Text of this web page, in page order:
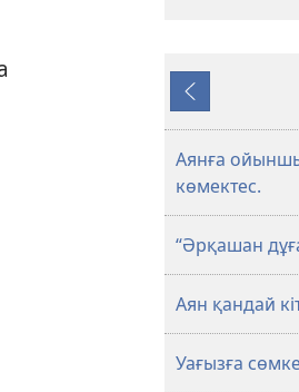
Алдыңғысы
Аянға
көмектес.
“Әрқашан
Аян қандай
Уағызға